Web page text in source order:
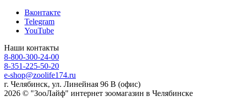
Вконтакте
Telegram
YouTube
Наши контакты
8-800-300-24-00
8-351-225-50-20
e-shop@zoolife174.ru
г. Челябинск, ул. Линейная 96 В (офис)
2026 © "ЗооЛайф" интернет зоомагазин в Челябинске